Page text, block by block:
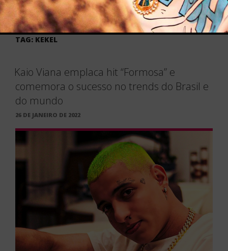
TAG: KEKEL
Kaio Viana emplaca hit “Formosa” e
comemora o sucesso no trends do Brasil e
do mundo
PUBLICADO
26 DE JANEIRO DE 2022